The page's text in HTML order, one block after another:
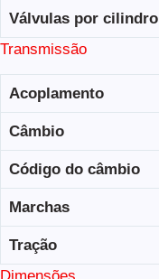
Válvulas por cilindro
Transmissão
Acoplamento
Câmbio
Código do câmbio
Marchas
Tração
Dimensões